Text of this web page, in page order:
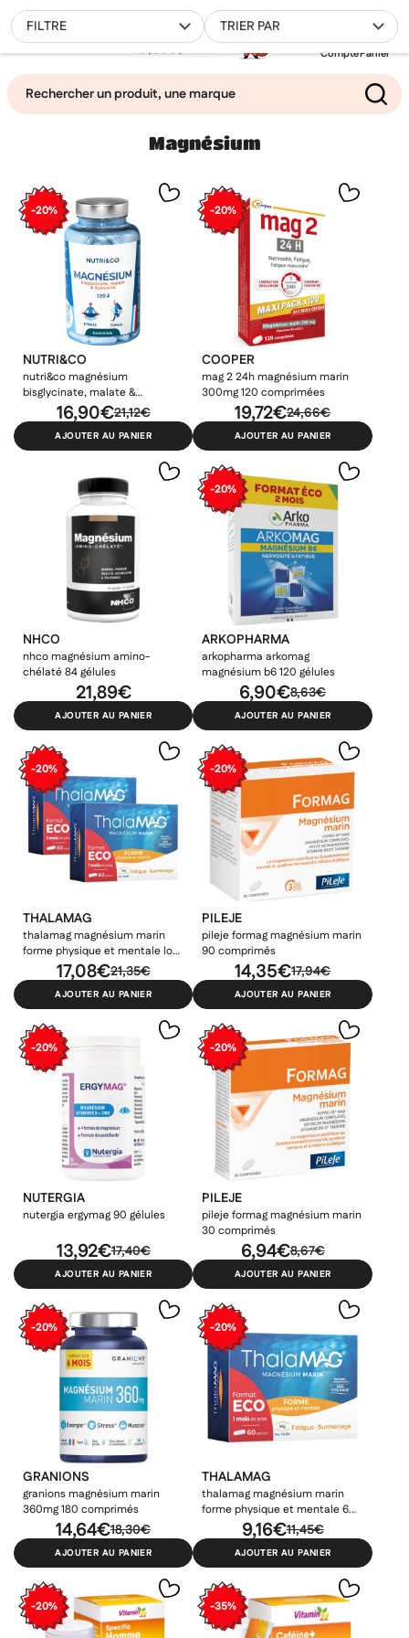
Compte
0
Panier
Filtrer
TRIER PAR
FILTRE
Magnésium
-20%
NUTRI&CO
nutri&co magnésium
bisglycinate, malate &
liposomé 120 gélules21,12€
16,90€
AJOUTER AU PANIER
-20%
COOPER
mag 2 24h magnésium marin
300mg 120 comprimées
24,66€
19,72€
AJOUTER AU PANIER
NHCO
nhco magnésium amino-
chélaté 84 gélules
21,89€
AJOUTER AU PANIER
-20%
ARKOPHARMA
arkopharma arkomag
magnésium b6 120 gélules
8,63€
6,90€
AJOUTER AU PANIER
-20%
THALAMAG
thalamag magnésium marin
forme physique et mentale lot
de 2x60 gélules 21,35€
17,08€
AJOUTER AU PANIER
-20%
PILEJE
pileje formag magnésium marin
90 comprimés
17,94€
14,35€
AJOUTER AU PANIER
-20%
NUTERGIA
nutergia ergymag 90 gélules
17,40€
13,92€
AJOUTER AU PANIER
-20%
PILEJE
pileje formag magnésium marin
30 comprimés
8,67€
6,94€
AJOUTER AU PANIER
-20%
GRANIONS
granions magnésium marin
360mg 180 comprimés
18,30€
14,64€
AJOUTER AU PANIER
-20%
THALAMAG
thalamag magnésium marin
forme physique et mentale 60
11,45€
9,16€
AJOUTER AU PANIER
-20% -35%